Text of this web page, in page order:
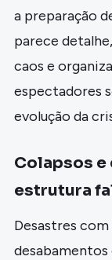
a preparação
parece
caos e
espectadores
evolução da
Colapsos e
estrutura
Desastres